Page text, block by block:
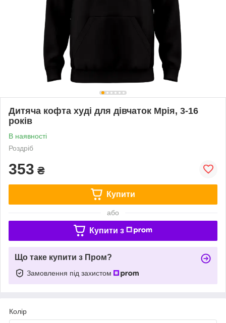
Дитяча кофта худі для дівчаток Мрія, 3-16
років
В наявності
Роздріб
353 ₴
Купити
або
Купити з
Що таке купити з Пром?
Замовлення під захистом
Колір